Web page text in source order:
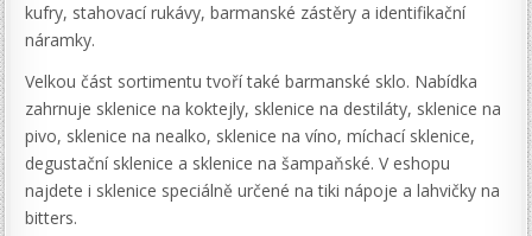
kufry, stahovací rukávy, barmanské zástěry a identifikační
náramky.
Velkou část sortimentu tvoří také barmanské sklo. Nabídka
zahrnuje sklenice na koktejly, sklenice na destiláty, sklenice na
pivo, sklenice na nealko, sklenice na víno, míchací sklenice,
degustační sklenice a sklenice na šampaňské. V eshopu
najdete i sklenice speciálně určené na tiki nápoje a lahvičky na
bitters.